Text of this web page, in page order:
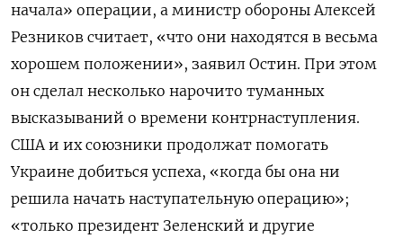
начала» операции, а министр обороны Алексей
Резников считает, «что они находятся в весьма
хорошем положении», заявил Остин. При этом
он сделал несколько нарочито туманных
высказываний о времени контрнаступления.
США и их союзники продолжат помогать
Украине добиться успеха, «когда бы она ни
решила начать наступательную операцию»;
«только президент Зеленский и другие